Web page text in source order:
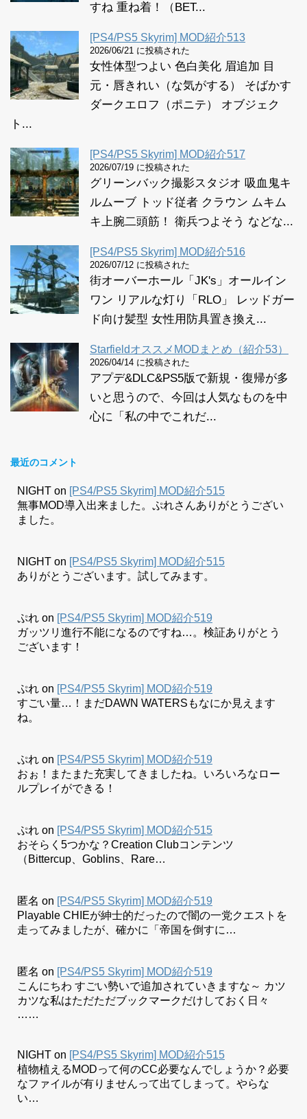
すね 重ね着！（BET...
[PS4/PS5 Skyrim] MOD紹介513
2026/06/21 に投稿された
女性体型つよい 色白美化 眉追加 目
元・唇きれい（な気がする） そばかす
ダークエロフ（ポニテ） オブジェク
ト...
[PS4/PS5 Skyrim] MOD紹介517
2026/07/19 に投稿された
グリーンバック撮影スタジオ 吸血鬼キ
ルムーブ トッド従者 クラウン ムキム
キ上腕二頭筋！ 衛兵つよそう などな...
[PS4/PS5 Skyrim] MOD紹介516
2026/07/12 に投稿された
街オーバーホール「JK's」オールイン
ワン リアルな灯り「RLO」 レッドガー
ド向け髪型 女性用防具置き換え...
StarfieldオススメMODまとめ（紹介53）
2026/04/14 に投稿された
アプデ&DLC&PS5版で新規・復帰が多
いと思うので、今回は人気なものを中
心に「私の中でこれだ...
最近のコメント
NIGHT on [PS4/PS5 Skyrim] MOD紹介515
無事MOD導入出来ました。ぷれさんありがとうござい
ました。
NIGHT on [PS4/PS5 Skyrim] MOD紹介515
ありがとうございます。試してみます。
ぷれ on [PS4/PS5 Skyrim] MOD紹介519
ガッツリ進行不能になるのですね…。検証ありがとう
ございます！
ぷれ on [PS4/PS5 Skyrim] MOD紹介519
すごい量…！まだDAWN WATERSもなにか見えます
ね。
ぷれ on [PS4/PS5 Skyrim] MOD紹介519
おぉ！またまた充実してきましたね。いろいろなロー
ルプレイができる！
ぷれ on [PS4/PS5 Skyrim] MOD紹介515
おそらく5つかな？Creation Clubコンテンツ
（Bittercup、Goblins、Rare…
匿名 on [PS4/PS5 Skyrim] MOD紹介519
Playable CHIEが紳士的だったので闇の一党クエストを
走ってみましたが、確かに「帝国を倒すに…
匿名 on [PS4/PS5 Skyrim] MOD紹介519
こんにちわ すごい勢いで追加されていきますな～ カツ
カツな私はただただブックマークだけしておく日々
……
NIGHT on [PS4/PS5 Skyrim] MOD紹介515
植物植えるMODって何のCC必要なんでしょうか？必要
なファイルが有りませんって出てしまって。やらな
い…